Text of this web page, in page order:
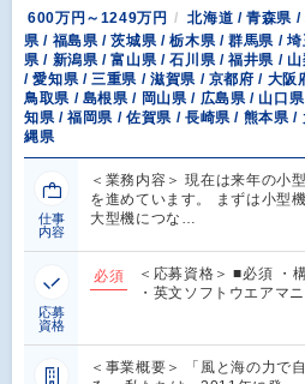
600万円～1249万円
北海道 / 青森県
県 / 福島県 / 茨城県 / 栃木県 / 群馬県 /
県 / 新潟県 / 富山県 / 石川県 / 福井県 /
/ 愛知県 / 三重県 / 滋賀県 / 京都府 / 大
鳥取県 / 島根県 / 岡山県 / 広島県 / 山口
知県 / 福岡県 / 佐賀県 / 長崎県 / 熊本県 /
縄県
仕事
内容
＜業務内容＞ 現在は来年の小
を進めています。 まずは小型
大型機につな…
応募
資格
必須
＜応募資格＞ ■必須 ・
・英文ソフトウエアマ
＜事業概要＞ 「風と海の力で